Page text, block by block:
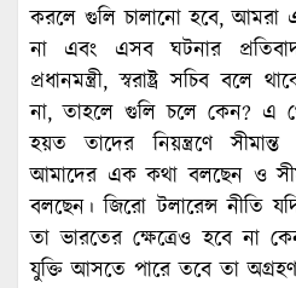
করলে গুলি চালানো হবে, আমরা
না এবং এসব ঘটনার
প্রধানমন্ত্রী, স্বরাষ্ট্র সচিব বলে
না, তাহলে গুলি চলে কেন? এ
হয়ত তাদের নিয়ন্ত্রণে
আমাদের এক কথা বলছেন ও
বলছেন। জিরো টলারেন্স নীতি
তা ভারতের ক্ষেত্রেও হবে না
যুক্তি আসতে পারে তবে তা